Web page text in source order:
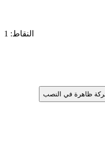
النقاط: 1
ظاهرة في النصب